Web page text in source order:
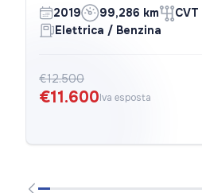
2019 99,286 km
CVT
Elettrica / Benzina
€12.500
€11.600Iva esposta